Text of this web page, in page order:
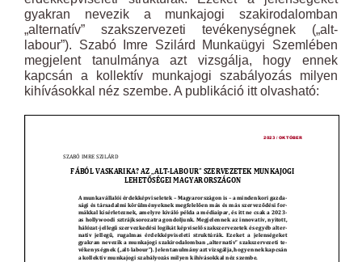
gyakran nevezik a munkajogi szakirodalomban
„alternatív” szakszervezeti tevékenységnek („alt-
labour”). Szabó Imre Szilárd Munkaügyi Szemlében
megjelent tanulmánya azt vizsgálja, hogy ennek
kapcsán a kollektív munkajogi szabályozás milyen
kihívásokkal néz szembe. A publikáció itt olvasható: